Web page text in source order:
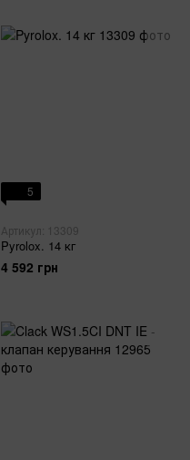
5
Артикул: 13309
Pyrolox. 14 кг
4 592 грн